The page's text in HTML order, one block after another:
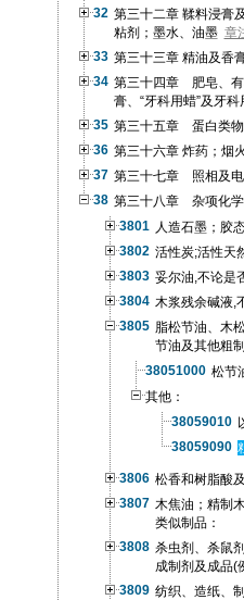
32 第三十二章 鞣料浸膏
粘剂；墨水、油墨 章
33 第三十三章 精油及香
34 第三十四章 肥皂、有
膏、“牙科用蜡”及牙科
35 第三十五章 蛋白类物
36 第三十六章 炸药；烟
37 第三十七章 照相及
38 第三十八章 杂项化
3801 人造石墨；胶
3802 活性炭;活性天
3803 妥尔油,不论是
3804 木浆残余碱液,
3805 脂松节油、木
节油及其他粗
38051000 松节
其他：
38059010
38059090
3806 松香和树脂酸
3807 木焦油；精制
类似制品：
3808 杀虫剂、杀鼠
成制剂及成品(
3809 纺织、造纸、